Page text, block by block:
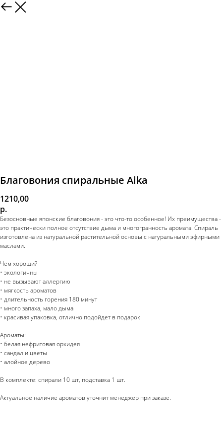
Благовония спиральные Aika
1210,00
р.
Безосновные японские благовония - это что-то особенное! Их преимущества -
это практически полное отсутствие дыма и многогранность аромата. Спираль
изготовлена из натуральной растительной основы с натуральными эфирными
маслами.
Чем хороши?
• экологичны
• не вызывают аллергию
• мягкость ароматов
• длительность горения 180 минут
• много запаха, мало дыма
• красивая упаковка, отлично подойдет в подарок
Ароматы:
• белая нефритовая орхидея
• сандал и цветы
• алойное дерево
В комплекте: спирали 10 шт, подставка 1 шт.
Актуальное наличие ароматов уточнит менеджер при заказе.